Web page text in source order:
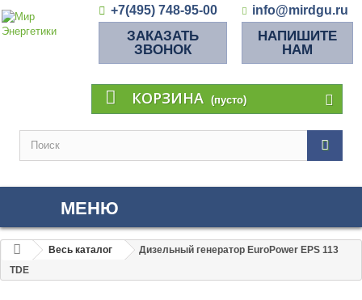
+7(495) 748-95-00 info@mirdgu.ru
ЗАКАЗАТЬ
ЗВОНОК
НАПИШИТЕ
НАМ
КОРЗИНА (пусто)
МЕНЮ
Весь каталог
Дизельный генератор EuroPower EPS 113
TDE